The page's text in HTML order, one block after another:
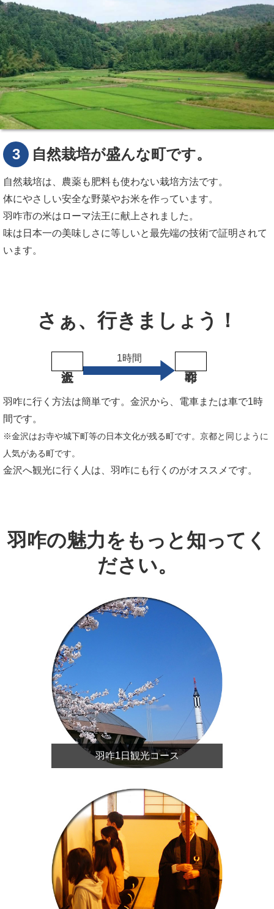
3 自然栽培が盛んな町です。
自然栽培は、農薬も肥料も使わない栽培方法です。
体にやさしい安全な野菜やお米を作っています。
羽咋市の米はローマ法王に献上されました。
味は日本一の美味しさに等しいと最先端の技術で証明されて
います。
さぁ、行きましょう！
1時間
羽咋に行く方法は簡単です。金沢から、電車または車で1時
間です。
※金沢はお寺や城下町等の日本文化が残る町です。京都と同じように
人気がある町です。
金沢へ観光に行く人は、羽咋にも行くのがオススメです。
羽咋の魅力をもっと知ってく
ださい。
羽咋1日観光コース